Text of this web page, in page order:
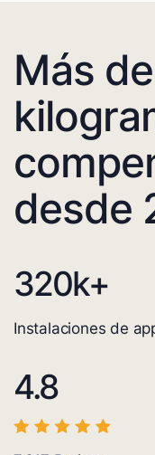
Más
desde
320k+
Instalaciones de
4.8